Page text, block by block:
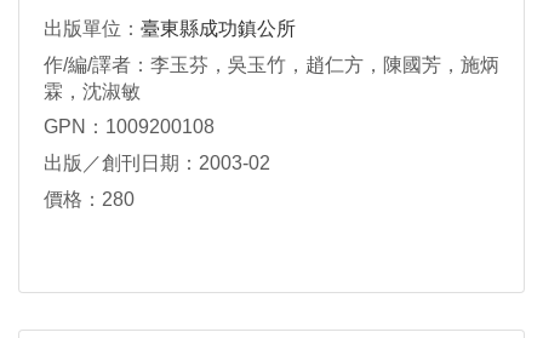
出版單位： 臺東縣成功鎮公所
作/編/譯者：李玉芬，吳玉竹，趙仁方，陳國芳，施炳
霖，沈淑敏
GPN：1009200108
出版／創刊日期：2003-02
價格：280